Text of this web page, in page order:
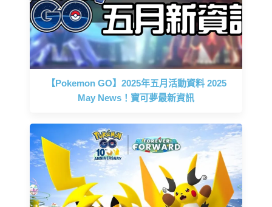
【Pokemon GO】2025年五月活動資料 2025
May News！寶可夢最新資訊